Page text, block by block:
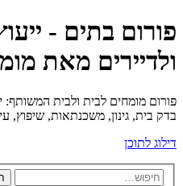
פורום בתים -
ולדיירים מאת
פורום מומחים לבית ולבית המשותף:
בדק בית, גינון, משכנתאות, שיפוץ,
דילוג לתוכן